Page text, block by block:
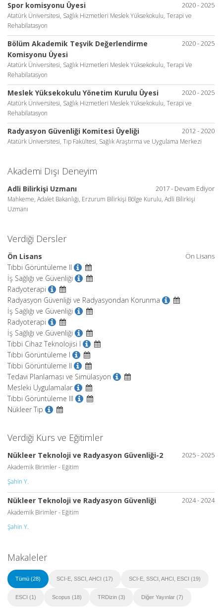
2020 - 2025
Spor komisyonu Üyesi
Atatürk Üniversitesi, Sağlık Hizmetleri Meslek Yüksekokulu, Terapi ve
Rehabilatasyon
2020 - 2025
Bölüm Akademik Teşvik Değerlendirme
Komisyonu Üyesi
Atatürk Üniversitesi, Sağlık Hizmetleri Meslek Yüksekokulu, Terapi Ve
Rehabilatasyon
2020 - 2025
Meslek Yüksekokulu Yönetim Kurulu Üyesi
Atatürk Üniversitesi, Sağlık Hizmetleri Meslek Yüksekokulu, Terapi ve
Rehabilatasyon
2012 - 2020
Radyasyon Güvenliği Komitesi Üyeliği
Atatürk Üniversitesi, Tıp Fakültesi, Sağlık Araştırma ve Uygulama Merkezi
Akademi Dışı Deneyim
2017 - Devam Ediyor
Adli Bilirkişi Uzmanı
Mahkeme, Adalet Bakanlığı, Erzurum Bilirkişi Bölge Kurulu, Adli Bilirkişi
Uzmanı
Verdiği Dersler
Ön Lisans
Ön Lisans
Tıbbi Görüntüleme II
İş Sağlığı ve Güvenliği
Radyoterapi
Radyasyon Güvenliği ve Radyasyondan Korunma
İş Sağlığı ve Güvenliği
Radyoterapi
İş Sağlığı ve Güvenliği
Tıbbi Cihaz Teknolojisi I
Tıbbi Görüntüleme I
Tıbbi Görüntüleme II
Tedavi Planlaması ve Simülasyon
Mesleki Uygulamalar
Tıbbi Görüntüleme III
Nükleer Tıp
Verdiği Kurs ve Eğitimler
2025 - 2025
Nükleer Teknoloji ve Radyasyon Güvenliği-2
Akademik Birimler - Eğitim
Şahin Y.
2024 - 2024
Nükleer Teknoloji ve Radyasyon Güvenliği
Akademik Birimler - Eğitim
Şahin Y.
Makaleler
Tümü (28) SCI-E, SSCI, AHCI (17) SCI-E, SSCI, AHCI, ESCI (19)
ESCI (1) Scopus (18) TRDizin (3) Diğer Yayınlar (7)